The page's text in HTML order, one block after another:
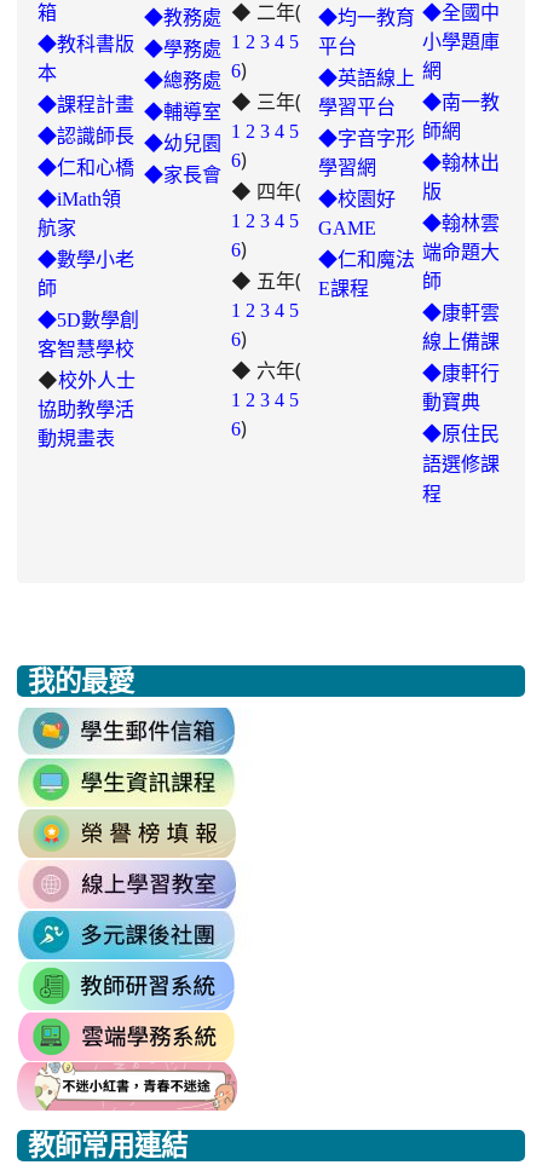
箱
◆教科書版
本
◆課程計畫
◆認識師長
◆仁和心橋
◆iMath領
航家
◆數學小老
師
◆5D數學創
客智慧學校
◆校外人士
協助教學活
動規畫表
◆教務處
◆學務處
◆總務處
◆輔導室
◆幼兒園
◆家長會
◆ 二年(
1 2 3 4 5
6)
◆ 三年(
1 2 link
https://padlet.com/hui22026/302-
hwbav1x2c8b5ge0y
3 4 5
6)
◆ 四年(
1 2 3 4 5
6)
◆ 五年(
1 2 3 4 link
https://padlet.com/chungling29/
7ddh1o7gcaf2lqtb
5
6)
◆ 六年(
1 2 3 4 5
6)
◆均一教育
平台
◆英語線上
學習平台
◆字音字形
學習網
◆校園好
GAME
◆仁和魔法
E課程
◆全國中
小學題庫
網
◆南一教
師網
◆翰林出
版
◆翰林雲
端命題大
師
◆康軒雲
線上備課
◆康軒行
動寶典
◆原住民
語選修課
程
::: 我的最愛
教師常用連結